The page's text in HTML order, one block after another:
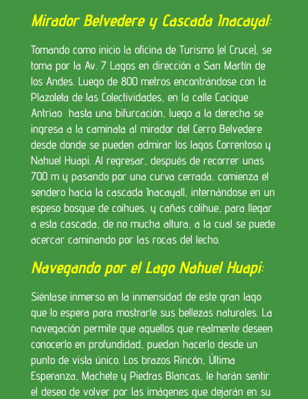
Mirador Belvedere y Cascada Inacayal:
Tomando como inicio la oficina de Turismo (el Cruce), se
toma por la Av. 7 Lagos en dirección a San Martín de
los Andes. Luego de 800 metros encontrándose con la
Plazoleta de las Colectividades, en la calle Cacique
Antriao hasta una bifurcación, luego a la derecha se
ingresa a la caminata al mirador del Cerro Belvedere
desde donde se pueden admirar los lagos Correntoso y
Nahuel Huapi. Al regresar, después de recorrer unas
700 m y pasando por una curva cerrada, comienza el
sendero hacia la cascada Inacayall, internándose en un
espeso bosque de coihues, y cañas colihue, para llegar
a esta cascada, de no mucha altura, a la cual se puede
acercar caminando por las rocas del lecho.
Navegando por el Lago Nahuel Huapi:
Siéntase inmerso en la inmensidad de este gran lago
que lo espera para mostrarle sus bellezas naturales. La
navegación permite que aquellos que realmente deseen
conocerlo en profundidad, puedan hacerlo desde un
punto de vista único. Los brazos Rincón, Última
Esperanza, Machete y Piedras Blancas, le harán sentir
el deseo de volver por las imágenes que dejarán en su